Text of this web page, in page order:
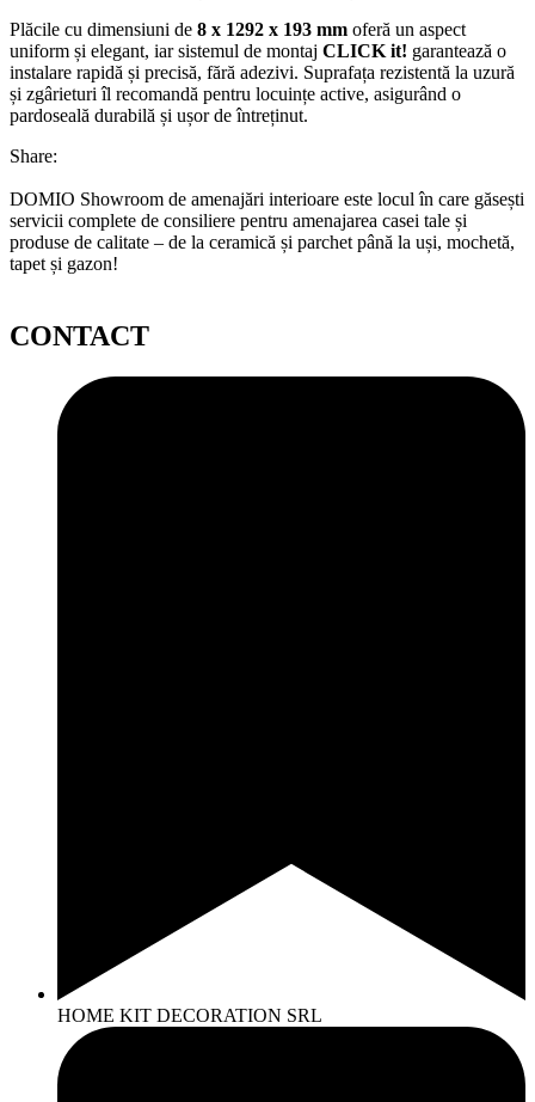
Plăcile cu dimensiuni de 8 x 1292 x 193 mm oferă un aspect
uniform și elegant, iar sistemul de montaj CLICK it! garantează o
instalare rapidă și precisă, fără adezivi. Suprafața rezistentă la uzură
și zgârieturi îl recomandă pentru locuințe active, asigurând o
pardoseală durabilă și ușor de întreținut.
Share:
DOMIO Showroom de amenajări interioare este locul în care găsești
servicii complete de consiliere pentru amenajarea casei tale și
produse de calitate – de la ceramică și parchet până la uși, mochetă,
tapet și gazon!
CONTACT
HOME KIT DECORATION SRL